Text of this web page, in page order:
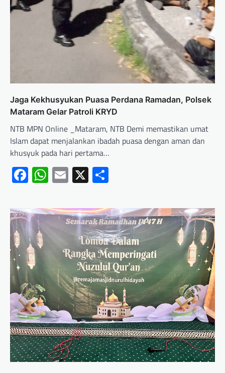
Jaga Kekhusyukan Puasa Perdana Ramadan, Polsek
Mataram Gelar Patroli KRYD
NTB MPN Online _Mataram, NTB Demi memastikan umat
Islam dapat menjalankan ibadah puasa dengan aman dan
khusyuk pada hari pertama…
Facebook
WhatsApp
Email
X